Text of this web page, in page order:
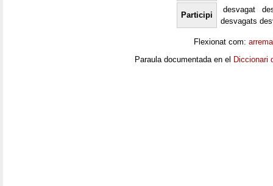
Participi
desvagat
desvagats
Flexionat com:
Paraula documentada en el Diccionari